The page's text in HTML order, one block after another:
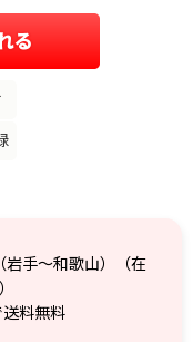
岩手～和歌山）（在
送料無料